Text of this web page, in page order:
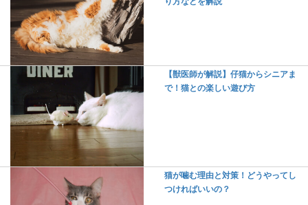
【獣医師が解説】仔猫からシニアま
で！猫との楽しい遊び方
猫が噛む理由と対策！どうやってし
つければいいの？